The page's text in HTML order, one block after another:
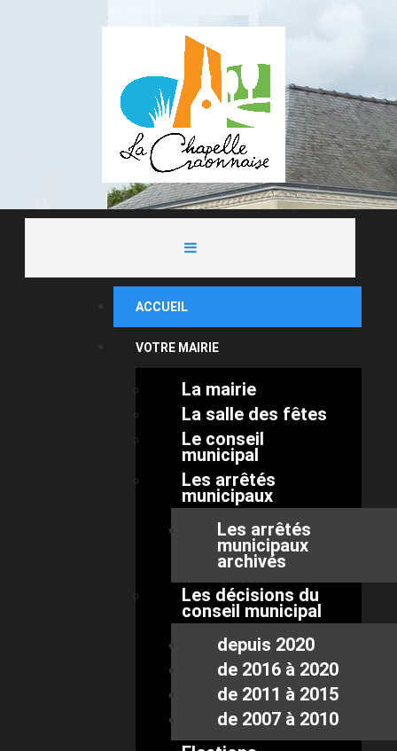
ACCUEIL
VOTRE MAIRIE
La mairie
La salle des fêtes
Le conseil
municipal
Les arrêtés
municipaux
Les arrêtés
municipaux
archivés
Les décisions du
conseil municipal
depuis 2020
de 2016 à 2020
de 2011 à 2015
de 2007 à 2010